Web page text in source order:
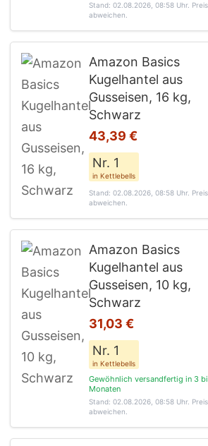
Stand: 02.08.2026, 08:58 Uhr.
abweichen.
Amazon Basics
Kugelhantel aus
Gusseisen, 16 kg,
Schwarz
43,39 €
Nr. 1
in Kettlebells
Stand: 02.08.2026, 08:58 Uhr.
abweichen.
Amazon Basics
Kugelhantel aus
Gusseisen, 10 kg,
Schwarz
31,03 €
Nr. 1
in Kettlebells
Gewöhnlich versandfertig in 3
Monaten
Stand: 02.08.2026, 08:58 Uhr.
abweichen.